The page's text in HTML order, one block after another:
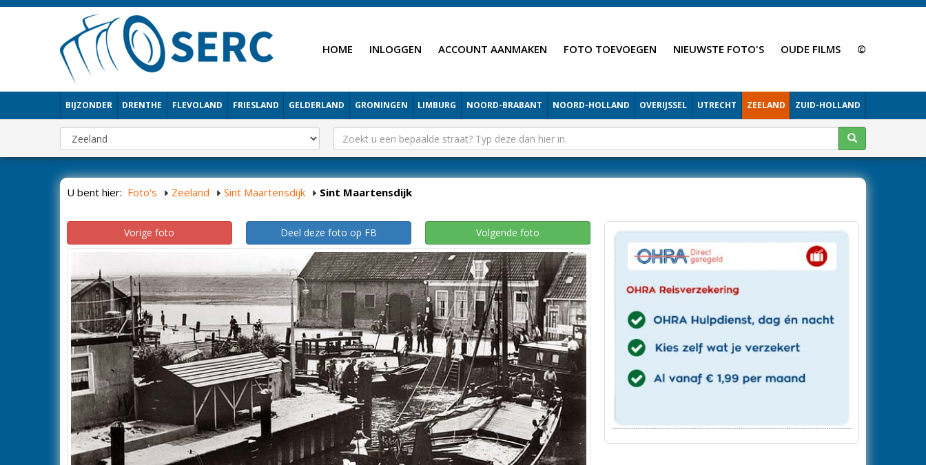
HOME INLOGGEN ACCOUNT AANMAKEN FOTO TOEVOEGEN NIEUWSTE FOTO'S OUDE FILMS ©
BIJZONDER DRENTHE FLEVOLAND FRIESLAND GELDERLAND GRONINGEN LIMBURG NOORD-BRABANT NOORD-HOLLAND OVERIJSSEL UTRECHT ZEELAND ZUID-HOLLAND
U bent hier: Foto's Zeeland Sint Maartensdijk Sint Maartensdijk
Vorige foto Deel deze foto op FB Volgende foto